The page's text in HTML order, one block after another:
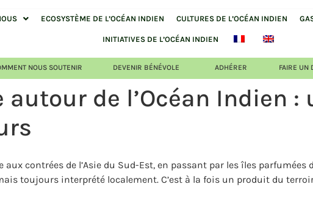
ECOSYSTÈME DE L’OCÉAN INDIEN CULTURES DE L’OCÉAN INDIEN
INITIATIVES DE L’OCÉAN INDIEN
NOUS SOUTENIR DEVENIR BÉNÉVOLE ADHÉRER FAIRE UN
autour de l’Océan Indien
aux contrées de l’Asie du Sud-Est, en passant par les îles
toujours interprété localement. C’est à la fois un produit du